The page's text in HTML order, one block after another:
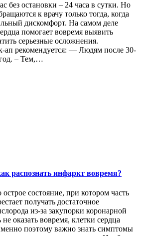
без остановки – 24 часа в сутки. Но
к врачу только тогда, когда
дискомфорт. На самом деле
помогает вовремя выявить
серьезные осложнения.
ап рекомендуется: — Людям после 30-
год. – Тем,…
распознать инфаркт вовремя?
состояние, при котором часть
получать достаточное
из-за закупорки коронарной
оказать вовремя, клетки сердца
поэтому важно знать симптомы